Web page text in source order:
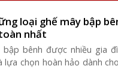
loại ghế mây bập
nhất
bập bênh được nhiều gia
lựa chọn hoàn hảo dành